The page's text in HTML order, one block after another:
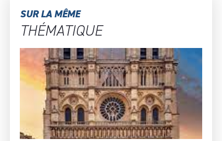
SUR LA MÊME
THÉMATIQUE